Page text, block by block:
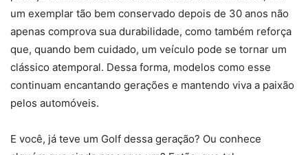
um exemplar tão bem conservado depois de 30 anos não
apenas comprova sua durabilidade, como também reforça
que, quando bem cuidado, um veículo pode se tornar um
clássico atemporal. Dessa forma, modelos como esse
continuam encantando gerações e mantendo viva a paixão
pelos automóveis.
E você, já teve um Golf dessa geração? Ou conhece